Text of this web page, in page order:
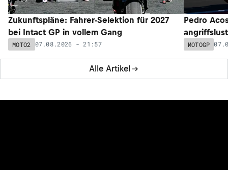
Alle Artikel
Zukunftspläne: Fahrer-Selektion für 2027
bei Intact GP in vollem Gang
MOTO2 07.08.2026 - 21:57
Pedro
MOTOGP